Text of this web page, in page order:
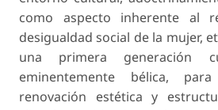
como aspecto inherente al
desigualdad social de la mujer,
una primera generación
eminentemente bélica,
renovación estética y